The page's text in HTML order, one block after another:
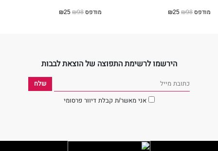
מודפס₪98 מודפס₪98
הירשמו לרשימת התפוצה של הוצאת לבבות
אני מאשר/ת קבלת דיוור פרסומי